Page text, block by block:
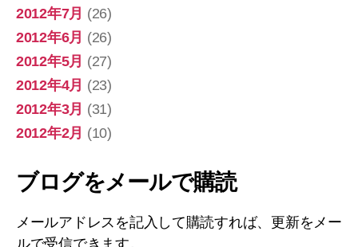
2012年7月 (26)
2012年6月 (26)
2012年5月 (27)
2012年4月 (23)
2012年3月 (31)
2012年2月 (10)
ブログをメールで購読
メールアドレスを記入して購読すれば、更新をメー
ルで受信できます。